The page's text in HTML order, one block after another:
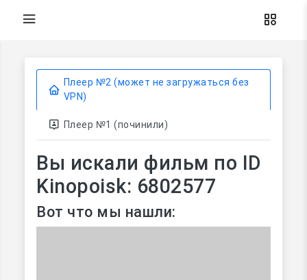
Плеер №2 (может не загружаться без
VPN)
Плеер №1 (починили)
Вы искали фильм по ID
Kinopoisk: 6802577
Вот что мы нашли: